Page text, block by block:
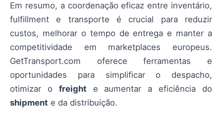
Em resumo, a coordenação eficaz entre inventário,
fulfillment e transporte é crucial para reduzir
custos, melhorar o tempo de entrega e manter a
competitividade em marketplaces europeus.
GetTransport.com oferece ferramentas e
oportunidades para simplificar o despacho,
otimizar o freight e aumentar a eficiência do
shipment e da distribuição.